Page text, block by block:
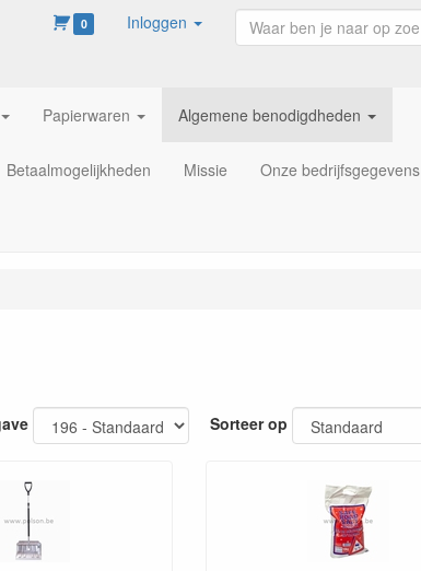
0 Inloggen
Papierwaren Algemene benodigdheden
Betaalmogelijkheden Missie Onze bedrijfsgegevens
Sorteer op